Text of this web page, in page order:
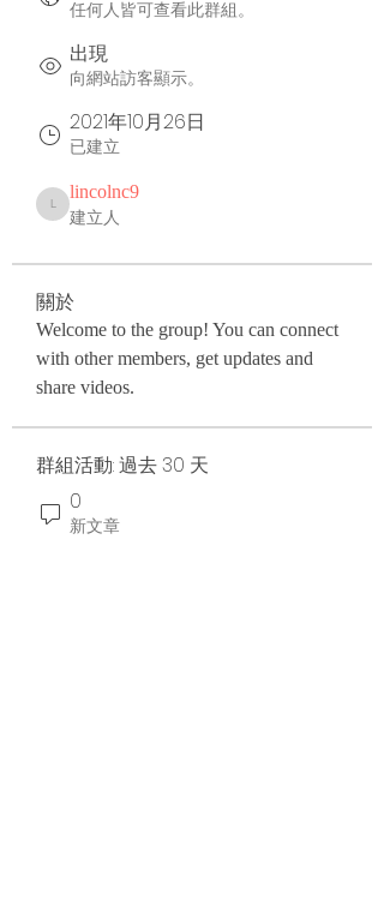
任何人皆可查看此群組。
出現
向網站訪客顯示。
2021年10月26日
已建立
lincolnc9
lincolnc9
建立人
關於
Welcome to the group! You can connect
with other members, get updates and
share videos.
群組活動: 過去 30 天
0
新文章